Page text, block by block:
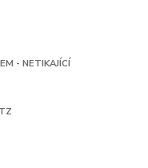
- NETIKAJÍCÍ